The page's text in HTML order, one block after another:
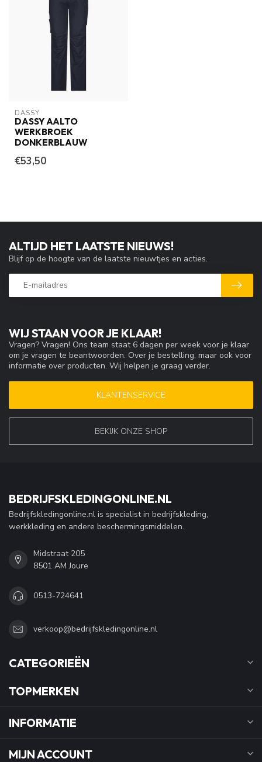
DASSY
DASSY AALTO
WERKBROEK
DONKERBLAUW
€53,50
WIJ STAAN VOOR JE KLAAR!
Vragen? Vragen! Ons team staat 6 dagen per week voor je klaar
om je vragen te beantwoorden. Over je bestelling, maar ook voor
informatie over producten. Wij helpen je graag verder.
KLANTENSERVICE
BEKIJK ONZE SHOP
ALTIJD HET LAATSTE NIEUWS!
Blijf op de hoogte van de laatste nieuwtjes en acties.
BEDRIJFSKLEDINGONLINE.NL
Bedrijfskledingonline.nl is specialist in bedrijfskleding,
werkkleding en andere beschermingsmiddelen.
Midstraat 205
8501 AM Joure
0513-724641
verkoop@bedrijfskledingonline.nl
CATEGORIEËN
TOPMERKEN
INFORMATIE
MIJN ACCOUNT